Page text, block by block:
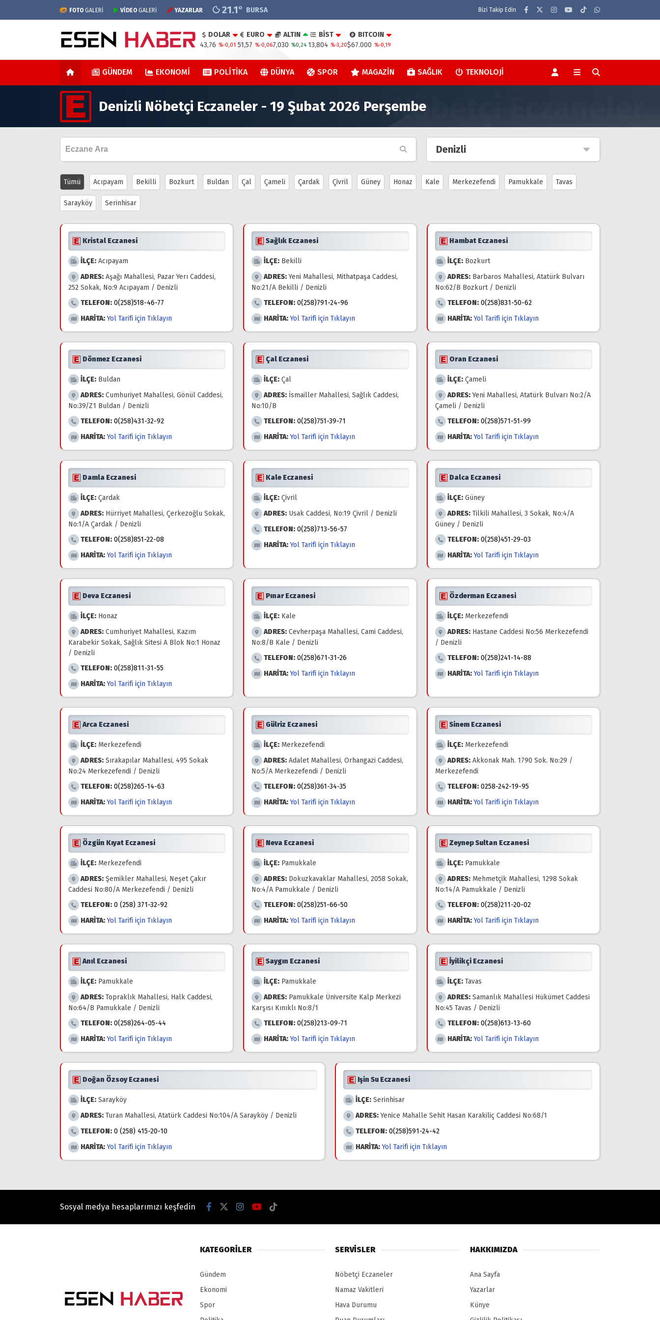
FOTO GALERİ VİDEO GALERİ YAZARLAR 21.1° BURSA Bizi Takip Edin
DOLAR
43,76 %-0,01
EURO
51,57 %-0,06
ALTIN
7,030 %0,24
BİST
13,804 %-3,20
BITCOIN
$67.000 %-0,19
GÜNDEM EKONOMI POLITIKA DÜNYA SPOR MAGAZIN SAĞLIK TEKNOLOJI
Denizli Nöbetçi Eczaneler - 19 Şubat 2026 Perşembe
Denizli
Tümü Acıpayam Bekilli Bozkurt Buldan Çal Çameli Çardak Çivril Güney Honaz Kale Merkezefendi Pamukkale Tavas
Sarayköy Serinhisar
Kristal Eczanesi
İLÇE: Acıpayam
ADRES: Aşağı Mahallesi, Pazar Yerı Caddesi,
252 Sokak, No:9 Acıpayam / Denizli
TELEFON: 0(258)518-46-77
HARİTA: Yol Tarifi için Tıklayın
Sağlık Eczanesi
İLÇE: Bekilli
ADRES:Yeni Mahallesi, Mithatpaşa Caddesi,
No:21/A Bekilli / Denizli
TELEFON: 0(258)791-24-96
HARİTA: Yol Tarifi için Tıklayın
Hambat Eczanesi
İLÇE:Bozkurt
ADRES:Barbaros Mahallesi, Atatürk Bulvarı
No:62/B Bozkurt / Denizli
TELEFON: 0(258)831-50-62
HARİTA: Yol Tarifi için Tıklayın
Dönmez Eczanesi
İLÇE: Buldan
ADRES: Cumhuriyet Mahallesi, Gönül Caddesi,
No:39/Z1 Buldan / Denizli
TELEFON: 0(258)431-32-92
HARİTA: Yol Tarifi için Tıklayın
Çal Eczanesi
İLÇE: Çal
ADRES: İsmailler Mahallesi, Sağlık Caddesi,
No:10/B
TELEFON: 0(258)751-39-71
HARİTA: Yol Tarifi için Tıklayın
Oran Eczanesi
İLÇE:Çameli
ADRES:Yeni Mahallesi, Atatürk Bulvarı No:2/A
Çameli / Denizli
TELEFON: 0(258)571-51-99
HARİTA: Yol Tarifi için Tıklayın
Damla Eczanesi
İLÇE: Çardak
ADRES: Hürriyet Mahallesi, Çerkezoğlu Sokak,
No:1/A Çardak / Denizli
TELEFON: 0(258)851-22-08
HARİTA: Yol Tarifi için Tıklayın
Kale Eczanesi
İLÇE: Çivril
ADRES: Usak Caddesi, No:19 Çivril / Denizli
TELEFON: 0(258)713-56-57
HARİTA: Yol Tarifi için Tıklayın
Dalca Eczanesi
İLÇE:Güney
ADRES:Tilkili Mahallesi, 3 Sokak, No:4/A
Güney / Denizli
TELEFON: 0(258)451-29-03
HARİTA: Yol Tarifi için Tıklayın
Deva Eczanesi
İLÇE: Honaz
ADRES: Cumhuriyet Mahallesi, Kazım
Karabekir Sokak, Sağlık Sitesi A Blok No:1 Honaz
/ Denizli
TELEFON: 0(258)811-31-55
HARİTA: Yol Tarifi için Tıklayın
Pınar Eczanesi
İLÇE: Kale
ADRES: Cevherpaşa Mahallesi, Cami Caddesi,
No:8/B Kale / Denizli
TELEFON: 0(258)671-31-26
HARİTA: Yol Tarifi için Tıklayın
Özderman Eczanesi
İLÇE:Merkezefendi
ADRES:Hastane Caddesi No:56 Merkezefendi
/ Denizli
TELEFON: 0(258)241-14-88
HARİTA: Yol Tarifi için Tıklayın
Arca Eczanesi
İLÇE: Merkezefendi
ADRES: Sırakapılar Mahallesi, 495 Sokak
No:24 Merkezefendi / Denizli
TELEFON: 0(258)265-14-63
HARİTA: Yol Tarifi için Tıklayın
Gülriz Eczanesi
İLÇE: Merkezefendi
ADRES: Adalet Mahallesi, Orhangazi Caddesi,
No:5/A Merkezefendi / Denizli
TELEFON: 0(258)361-34-35
HARİTA: Yol Tarifi için Tıklayın
Sinem Eczanesi
İLÇE:Merkezefendi
ADRES:Akkonak Mah. 1790 Sok. No:29 /
Merkezefendi
TELEFON: 0258-242-19-95
HARİTA: Yol Tarifi için Tıklayın
Özgün Kıyat Eczanesi
İLÇE: Merkezefendi
ADRES: Şemikler Mahallesi, Neşet Çakır
Caddesi No:80/A Merkezefendi / Denizli
TELEFON: 0 (258) 371-32-92
HARİTA: Yol Tarifi için Tıklayın
Neva Eczanesi
İLÇE: Pamukkale
ADRES: Dokuzkavaklar Mahallesi, 2058 Sokak,
No:4/A Pamukkale / Denizli
TELEFON: 0(258)251-66-50
HARİTA: Yol Tarifi için Tıklayın
Zeynep Sultan Eczanesi
İLÇE:Pamukkale
ADRES:Mehmetçik Mahallesi, 1298 Sokak
No:14/A Pamukkale / Denizli
TELEFON: 0(258)211-20-02
HARİTA: Yol Tarifi için Tıklayın
Anıl Eczanesi
İLÇE: Pamukkale
ADRES: Topraklık Mahallesi, Halk Caddesi,
No:64/B Pamukkale / Denizli
TELEFON: 0(258)264-05-44
HARİTA: Yol Tarifi için Tıklayın
Saygın Eczanesi
İLÇE: Pamukkale
ADRES: Pamukkale Üniversite Kalp Merkezi
Karşısı Kınıklı No:8/1
TELEFON: 0(258)213-09-71
HARİTA: Yol Tarifi için Tıklayın
İyilikçi Eczanesi
İLÇE:Tavas
ADRES:Samanlık Mahallesi Hükümet Caddesi
No:45 Tavas / Denizli
TELEFON: 0(258)613-13-60
HARİTA: Yol Tarifi için Tıklayın
Doğan Özsoy Eczanesi
İLÇE: Sarayköy
ADRES: Turan Mahallesi, Atatürk Caddesi No:104/A Sarayköy / Denizli
TELEFON: 0 (258) 415-20-10
HARİTA: Yol Tarifi için Tıklayın
Işin Su Eczanesi
İLÇE: Serinhisar
ADRES:Yenice Mahalle Sehit Hasan Karakiliç Caddesi No:68/1
TELEFON: 0(258)591-24-42
HARİTA: Yol Tarifi için Tıklayın
Sosyal medya hesaplarımızı keşfedin
KATEGORİLER
Gündem
Ekonomi
Spor
SERVİSLER
Nöbetçi Eczaneler
Namaz Vakitleri
Hava Durumu
HAKKIMIZDA
Ana Sayfa
Yazarlar
Künye